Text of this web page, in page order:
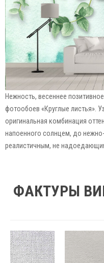
Нежность, весеннее
фотообоев «Круглые листья».
оригинальная комбинация
напоенного солнцем, до
реалистичным, не
ФАКТУРЫ